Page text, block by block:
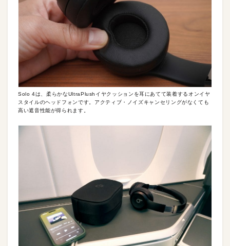
Solo 4は、柔らかなUltraPlushイヤクッションを耳にあてて装着するオンイヤ
スタイルのヘッドフォンです。アクティブ・ノイズキャンセリングがなくても
高い遮音性能が得られます。